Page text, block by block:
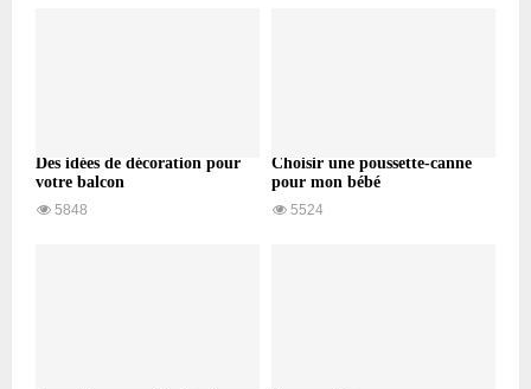
Des idées de décoration pour
votre balcon
5848
Choisir une poussette-canne
pour mon bébé
5524